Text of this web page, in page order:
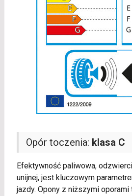
Opór toczenia: klasa C
Efektywność paliwowa,
unijnej, jest kluczowym
jazdy. Opony z niższymi